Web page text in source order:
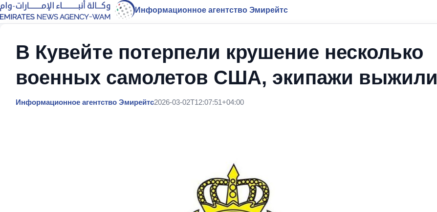
Информационное агентство Эмирейтс
В Кувейте потерпели крушение несколько
военных самолетов США, экипажи выжили
Информационное агентство Эмирейтс2026-03-02T12:07:51+04:00